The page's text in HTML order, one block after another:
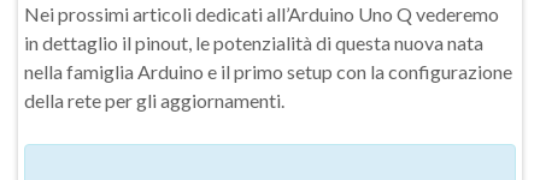
Nei prossimi articoli dedicati all’Arduino Uno Q vederemo
in dettaglio il pinout, le potenzialità di questa nuova nata
nella famiglia Arduino e il primo setup con la configurazione
della rete per gli aggiornamenti.